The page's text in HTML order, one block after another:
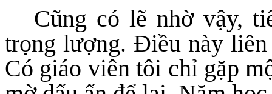
Cũng có lẽ nhờ vậy,
trọng lượng. Điều này
Có giáo viên tôi chỉ gặp